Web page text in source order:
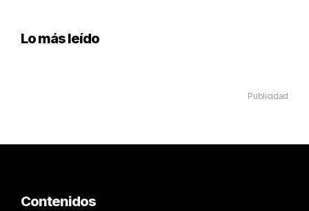
Lo más leído
Publicidad
Contenidos